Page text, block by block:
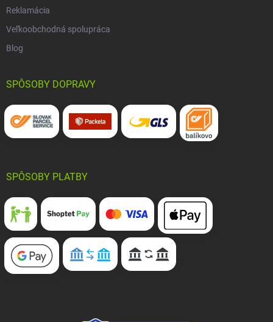
Reklamácia
Veľkoobchodná spolupráca
Blog
SPÔSOBY DOPRAVY
SPÔSOBY PLATBY